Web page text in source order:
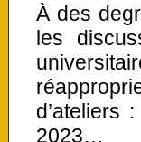
À des
les
d’ateliers
2023…